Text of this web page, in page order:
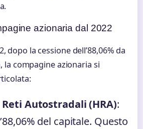
azionaria dal 2022
dopo la cessione dell’88,06% da
la compagine azionaria si
Autostradali (HRA):
del capitale. Questo